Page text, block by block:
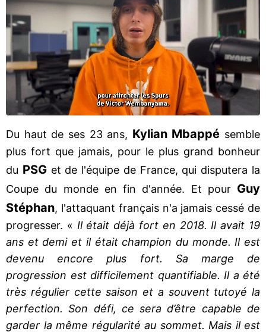
Du haut de ses 23 ans, Kylian Mbappé semble
plus fort que jamais, pour le plus grand bonheur
du PSGet de l'équipe de France, qui disputera la
Coupe du monde en fin d'année. Et pour Guy
Stéphan, l'attaquant français n'a jamais cessé de
progresser. « Il était déjà fort en 2018. Il avait 19
ans et demi et il était champion du monde. Il est
devenu encore plus fort. Sa marge de
progression est difficilement quantifiable. Il a été
très régulier cette saison et a souvent tutoyé la
perfection. Son défi, ce sera d’être capable de
garder la même régularité au sommet. Mais il est